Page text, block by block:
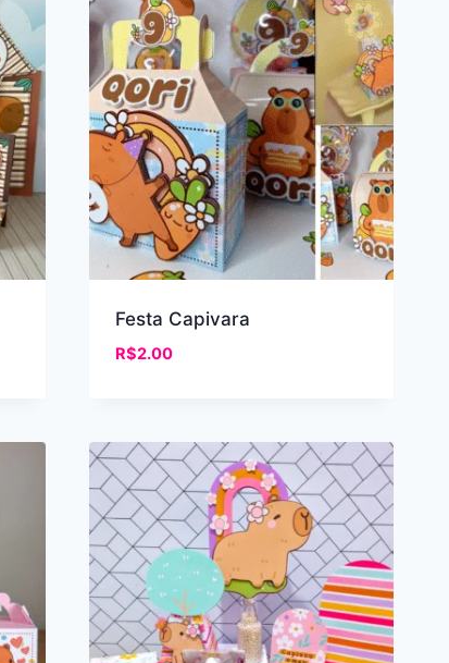
Festa Capivara
R$2.00